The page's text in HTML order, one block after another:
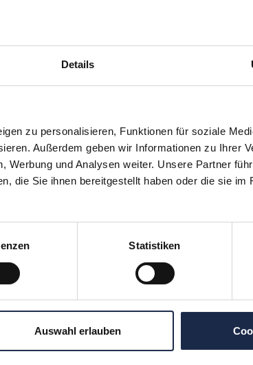
Details
zu personalisieren, Funktionen für soziale
Außerdem geben wir Informationen zu Ihrer
Werbung und Analysen weiter. Unsere Partner
die Sie ihnen bereitgestellt haben oder die sie im
Statistiken
Auswahl erlauben
für Verlage
Zeitschriften Akademie am 5. und
‚Frauen im Fokus
unter die Lupe